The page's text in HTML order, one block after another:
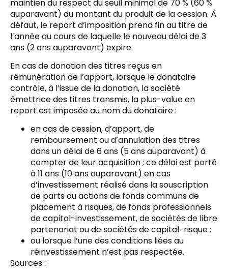
maintien du respect du seuil minimal de 70 % (60 %
auparavant) du montant du produit de la cession. À
défaut, le report d’imposition prend fin au titre de
l’année au cours de laquelle le nouveau délai de 3
ans (2 ans auparavant) expire.
En cas de donation des titres reçus en
rémunération de l’apport, lorsque le donataire
contrôle, à l’issue de la donation, la société
émettrice des titres transmis, la plus-value en
report est imposée au nom du donataire :
en cas de cession, d’apport, de
remboursement ou d’annulation des titres
dans un délai de 6 ans (5 ans auparavant) à
compter de leur acquisition ; ce délai est porté
à 11 ans (10 ans auparavant) en cas
d’investissement réalisé dans la souscription
de parts ou actions de fonds communs de
placement à risques, de fonds professionnels
de capital-investissement, de sociétés de libre
partenariat ou de sociétés de capital-risque ;
ou lorsque l’une des conditions liées au
réinvestissement n’est pas respectée.
Sources :